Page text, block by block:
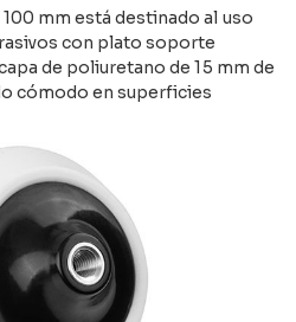
mm está destinado al uso
con plato soporte
de poliuretano de 15 mm de
cómodo en superficies